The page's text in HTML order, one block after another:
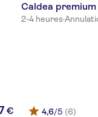
€
Caldea
2-4 heures·
4,6/5 (6)